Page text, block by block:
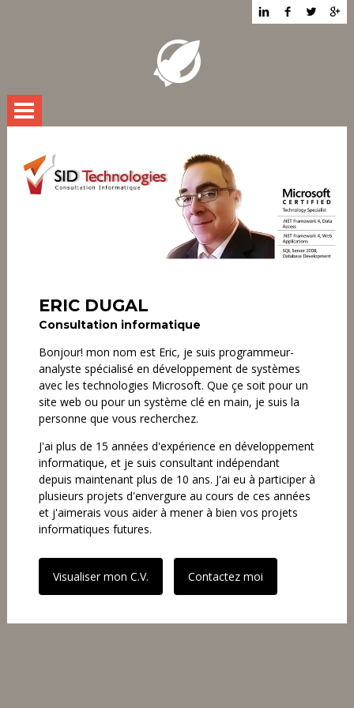
RÉALISATIONS
CURRICULUM VITAE
CONTACT
ERIC DUGAL
Consultation informatique
Bonjour! mon nom est Eric, je suis programmeur-
analyste spécialisé en développement de systèmes
avec les technologies Microsoft. Que çe soit pour un
site web ou pour un système clé en main, je suis la
personne que vous recherchez.
J'ai plus de 15 années d'expérience en développement
informatique, et je suis consultant indépendant
depuis maintenant plus de 10 ans. J'ai eu à participer à
plusieurs projets d'envergure au cours de ces années
et j'aimerais vous aider à mener à bien vos projets
informatiques futures.
Visualiser mon C.V. Contactez moi